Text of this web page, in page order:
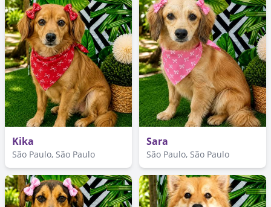
Kika
São Paulo, São Paulo
Sara
São Paulo, São Paulo